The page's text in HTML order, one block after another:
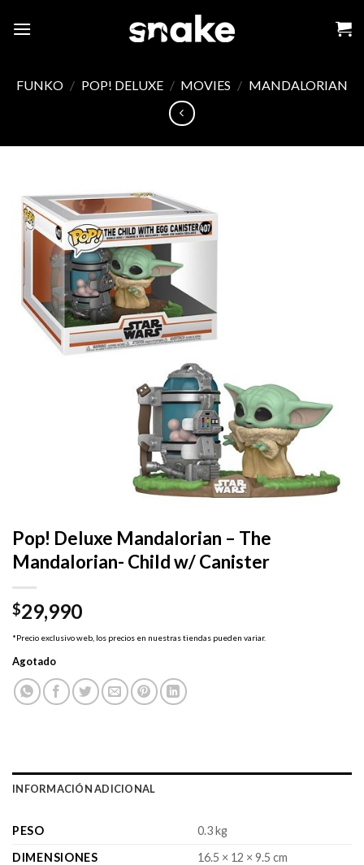
FUNKO / POP! DELUXE / MOVIES / MANDALORIAN
Pop! Deluxe Mandalorian – The
Mandalorian- Child w/ Canister
$29,990
*Precio exclusivo web, los precios en nuestras tiendas pueden variar.
Agotado
INFORMACIÓN ADICIONAL
PESO
0.3 kg
DIMENSIONES
16.5 × 12 × 9.5 cm